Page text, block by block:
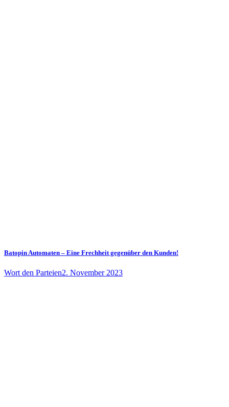
Batopin Automaten – Eine Frechheit gegenüber den Kunden!
Wort den Parteien2. November 2023